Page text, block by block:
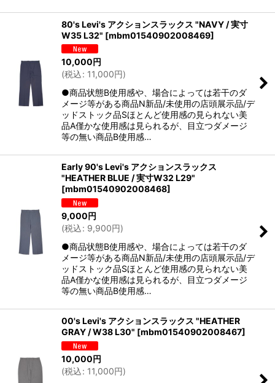
80's Levi's アクションスラックス "NAVY / 実寸
W35 L32" [mbm01540902008469]
10,000円
(税込: 11,000円)
●商品状態B使用感や、場合によっては若干のダ
メージ等がある商品N新品/未使用の店頭展示品/デ
ッドストック品Sほとんど使用感の見られない美
品A僅かな使用感は見られるが、目立つダメージ
等の無い商品B使用感…
Early 90's Levi's アクションスラックス
"HEATHER BLUE / 実寸W32 L29"
[mbm01540902008468]
9,000円
(税込: 9,900円)
●商品状態B使用感や、場合によっては若干のダ
メージ等がある商品N新品/未使用の店頭展示品/デ
ッドストック品Sほとんど使用感の見られない美
品A僅かな使用感は見られるが、目立つダメージ
等の無い商品B使用感…
00's Levi's アクションスラックス "HEATHER
GRAY / W38 L30" [mbm01540902008467]
10,000円
(税込: 11,000円)